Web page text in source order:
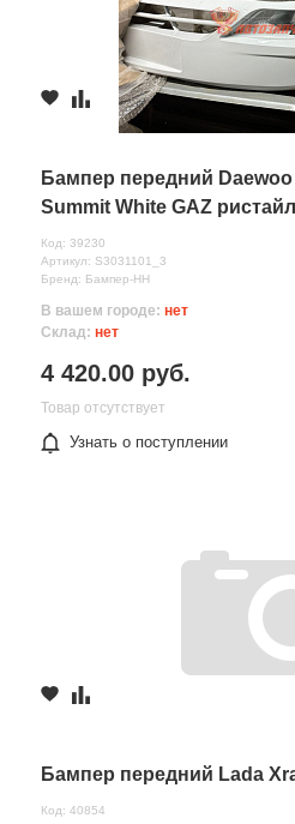
Бампер передний Daewoo
Summit White GAZ
Код: 39230
Артикул: S3031101_3
Бренд: Бампер-НН
В вашем городе: нет
Склад: нет
4 420.00 руб.
Товар отсутствует
Узнать о поступлении
Бампер передний Lada
Код: 40854